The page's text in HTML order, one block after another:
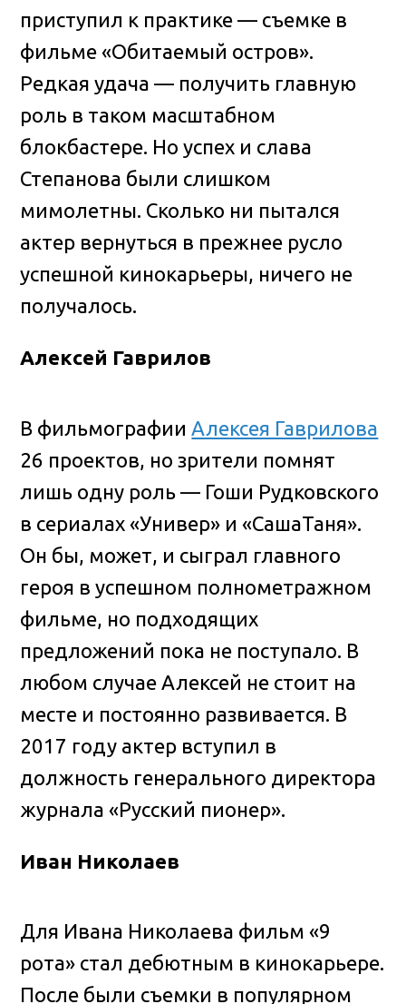
приступил к практике — съемке в
фильме «Обитаемый остров».
Редкая удача — получить главную
роль в таком масштабном
блокбастере. Но успех и слава
Степанова были слишком
мимолетны. Сколько ни пытался
актер вернуться в прежнее русло
успешной кинокарьеры, ничего не
получалось.
Алексей Гаврилов
В фильмографии Алексея Гаврилова
26 проектов, но зрители помнят
лишь одну роль — Гоши Рудковского
в сериалах «Универ» и «СашаТаня».
Он бы, может, и сыграл главного
героя в успешном полнометражном
фильме, но подходящих
предложений пока не поступало. В
любом случае Алексей не стоит на
месте и постоянно развивается. В
2017 году актер вступил в
должность генерального директора
журнала «Русский пионер».
Иван Николаев
Для Ивана Николаева фильм «9
рота» стал дебютным в кинокарьере.
После были съемки в популярном